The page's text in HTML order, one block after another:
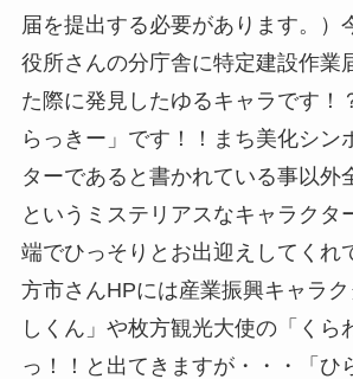
届を提出する必要があります。）
役所さんの分庁舎に特定建設作業
た際に発見したゆるキャラです！
らっきー」です！！まち美化シン
ターであると書かれている事以外
というミステリアスなキャラクタ
端でひっそりとお出迎えしてくれ
方市さんHPには産業振興キャラ
しくん」や枚方観光大使の「くら
っ！！と出てきますが・・・「ひ